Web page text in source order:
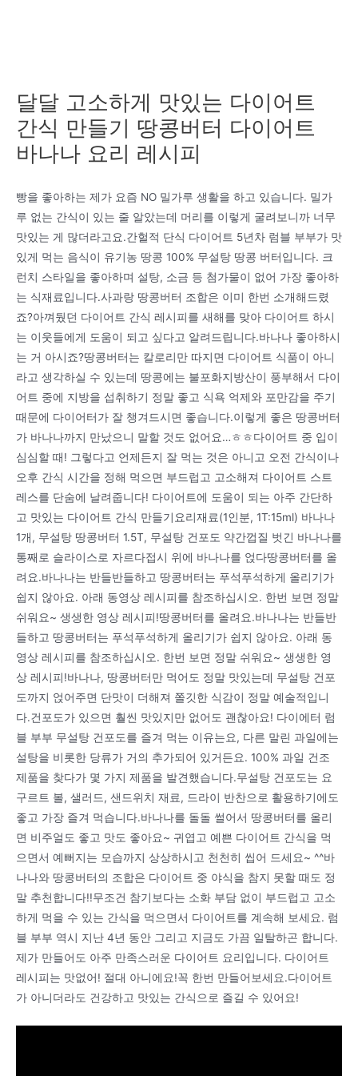
달달 고소하게 맛있는 다이어트
간식 만들기 땅콩버터 다이어트
바나나 요리 레시피
빵을 좋아하는 제가 요즘 NO 밀가루 생활을 하고 있습니다. 밀가
루 없는 간식이 있는 줄 알았는데 머리를 이렇게 굴려보니까 너무
맛있는 게 많더라고요.간헐적 단식 다이어트 5년차 럼블 부부가 맛
있게 먹는 음식이 유기농 땅콩 100% 무설탕 땅콩 버터입니다. 크
런치 스타일을 좋아하며 설탕, 소금 등 첨가물이 없어 가장 좋아하
는 식재료입니다.사과랑 땅콩버터 조합은 이미 한번 소개해드렸
죠?아껴뒀던 다이어트 간식 레시피를 새해를 맞아 다이어트 하시
는 이웃들에게 도움이 되고 싶다고 알려드립니다.바나나 좋아하시
는 거 아시죠?땅콩버터는 칼로리만 따지면 다이어트 식품이 아니
라고 생각하실 수 있는데 땅콩에는 불포화지방산이 풍부해서 다이
어트 중에 지방을 섭취하기 정말 좋고 식욕 억제와 포만감을 주기
때문에 다이어터가 잘 챙겨드시면 좋습니다.이렇게 좋은 땅콩버터
가 바나나까지 만났으니 말할 것도 없어요…ㅎㅎ다이어트 중 입이
심심할 때! 그렇다고 언제든지 잘 먹는 것은 아니고 오전 간식이나
오후 간식 시간을 정해 먹으면 부드럽고 고소해져 다이어트 스트
레스를 단숨에 날려줍니다! 다이어트에 도움이 되는 아주 간단하
고 맛있는 다이어트 간식 만들기요리재료(1인분, 1T:15ml) 바나나
1개, 무설탕 땅콩버터 1.5T, 무설탕 건포도 약간껍질 벗긴 바나나를
통째로 슬라이스로 자르다접시 위에 바나나를 얹다땅콩버터를 올
려요.바나나는 반들반들하고 땅콩버터는 푸석푸석하게 올리기가
쉽지 않아요. 아래 동영상 레시피를 참조하십시오. 한번 보면 정말
쉬워요~ 생생한 영상 레시피!땅콩버터를 올려요.바나나는 반들반
들하고 땅콩버터는 푸석푸석하게 올리기가 쉽지 않아요. 아래 동
영상 레시피를 참조하십시오. 한번 보면 정말 쉬워요~ 생생한 영
상 레시피!바나나, 땅콩버터만 먹어도 정말 맛있는데 무설탕 건포
도까지 얹어주면 단맛이 더해져 쫄깃한 식감이 정말 예술적입니
다.건포도가 있으면 훨씬 맛있지만 없어도 괜찮아요! 다이에터 럼
블 부부 무설탕 건포도를 즐겨 먹는 이유는요, 다른 말린 과일에는
설탕을 비롯한 당류가 거의 추가되어 있거든요. 100% 과일 건조
제품을 찾다가 몇 가지 제품을 발견했습니다.무설탕 건포도는 요
구르트 볼, 샐러드, 샌드위치 재료, 드라이 반찬으로 활용하기에도
좋고 가장 즐겨 먹습니다.바나나를 돌돌 썰어서 땅콩버터를 올리
면 비주얼도 좋고 맛도 좋아요~ 귀엽고 예쁜 다이어트 간식을 먹
으면서 예뻐지는 모습까지 상상하시고 천천히 씹어 드세요~ ^^바
나나와 땅콩버터의 조합은 다이어트 중 야식을 참지 못할 때도 정
말 추천합니다!!무조건 참기보다는 소화 부담 없이 부드럽고 고소
하게 먹을 수 있는 간식을 먹으면서 다이어트를 계속해 보세요. 럼
블 부부 역시 지난 4년 동안 그리고 지금도 가끔 일탈하곤 합니다.
제가 만들어도 아주 만족스러운 다이어트 요리입니다. 다이어트
레시피는 맛없어! 절대 아니에요!꼭 한번 만들어보세요.다이어트
가 아니더라도 건강하고 맛있는 간식으로 즐길 수 있어요!